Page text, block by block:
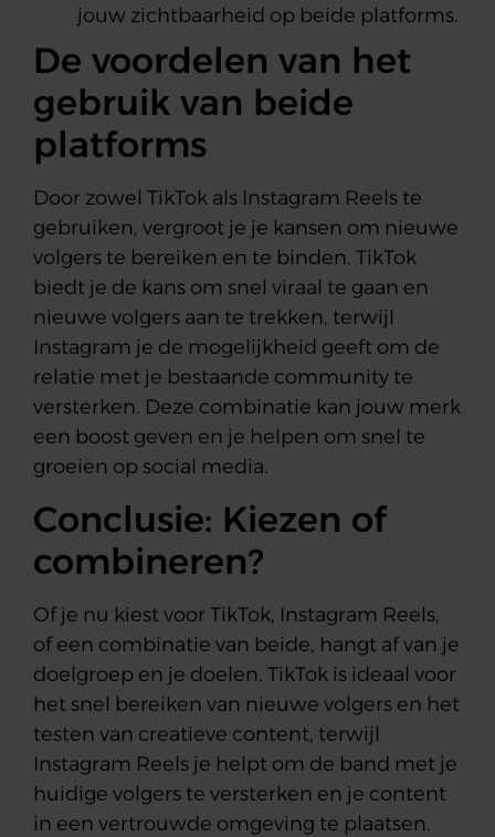
jouw zichtbaarheid op beide platforms.
De voordelen van het
gebruik van beide
platforms
Door zowel TikTok als Instagram Reels te
gebruiken, vergroot je je kansen om nieuwe
volgers te bereiken en te binden. TikTok
biedt je de kans om snel viraal te gaan en
nieuwe volgers aan te trekken, terwijl
Instagram je de mogelijkheid geeft om de
relatie met je bestaande community te
versterken. Deze combinatie kan jouw merk
een boost geven en je helpen om snel te
groeien op social media.
Conclusie: Kiezen of
combineren?
Of je nu kiest voor TikTok, Instagram Reels,
of een combinatie van beide, hangt af van je
doelgroep en je doelen. TikTok is ideaal voor
het snel bereiken van nieuwe volgers en het
testen van creatieve content, terwijl
Instagram Reels je helpt om de band met je
huidige volgers te versterken en je content
in een vertrouwde omgeving te plaatsen.